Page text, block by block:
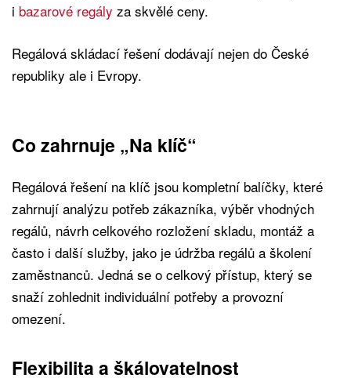
i bazarové regály za skvělé ceny.
Regálová skládací řešení dodávají nejen do České
republiky ale i Evropy.
Co zahrnuje „Na klíč“
Regálová řešení na klíč jsou kompletní balíčky, které
zahrnují analýzu potřeb zákazníka, výběr vhodných
regálů, návrh celkového rozložení skladu, montáž a
často i další služby, jako je údržba regálů a školení
zaměstnanců. Jedná se o celkový přístup, který se
snaží zohlednit individuální potřeby a provozní
omezení.
Flexibilita a škálovatelnost